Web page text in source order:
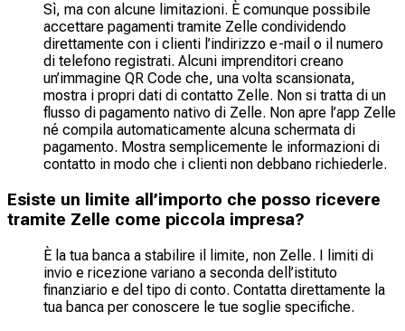
Sì, ma con alcune limitazioni. È comunque possibile
accettare pagamenti tramite Zelle condividendo
direttamente con i clienti l’indirizzo e-mail o il numero
di telefono registrati. Alcuni imprenditori creano
un’immagine QR Code che, una volta scansionata,
mostra i propri dati di contatto Zelle. Non si tratta di un
flusso di pagamento nativo di Zelle. Non apre l’app Zelle
né compila automaticamente alcuna schermata di
pagamento. Mostra semplicemente le informazioni di
contatto in modo che i clienti non debbano richiederle.
Esiste un limite all’importo che posso ricevere
tramite Zelle come piccola impresa?
È la tua banca a stabilire il limite, non Zelle. I limiti di
invio e ricezione variano a seconda dell’istituto
finanziario e del tipo di conto. Contatta direttamente la
tua banca per conoscere le tue soglie specifiche.